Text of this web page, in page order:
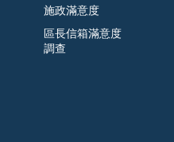
施政滿意度
區長信箱滿意度
調查